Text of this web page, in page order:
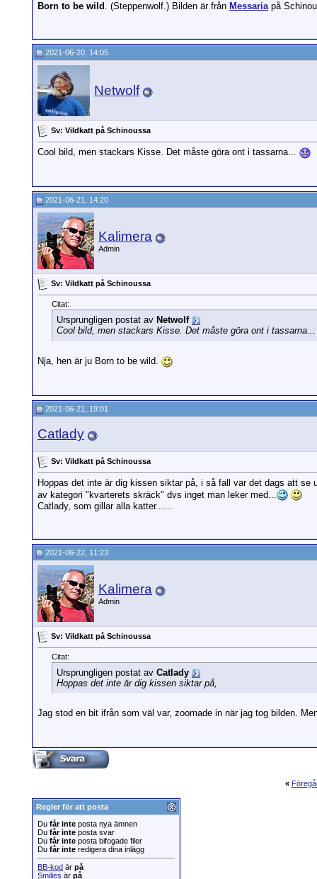
Born to be wild . (Steppenwolf.) Bilden är från Messariapå
2021-06-20, 14:05
Netwolf
Sv: Vildkatt på Schinoussa
Cool bild, men stackars Kisse. Det måste göra ont i tassarna...
2021-06-21, 14:20
Kalimera
Admin
Sv: Vildkatt på Schinoussa
Citat:
Ursprungligen postat av Netwolf
Cool bild, men stackars Kisse. Det måste göra ont i
Nja, hen är ju Born to be wild.
2021-06-21, 19:01
Catlady
Sv: Vildkatt på Schinoussa
Hoppas det inte är dig kissen siktar på, i så fall var det dags att
av kategori "kvarterets skräck" dvs inget man leker med...
Catlady, som gillar alla katter......
2021-06-22, 11:23
Kalimera
Admin
Sv: Vildkatt på Schinoussa
Citat:
Ursprungligen postat av Catlady
Hoppas det inte är dig kissen siktar på,
Jag stod en bit ifrån som väl var, zoomade in när jag tog bilden.
«
Regler för att posta
Du får inte posta nya ämnen
Du får inte posta svar
Du får inte posta bifogade filer
Du får inte redigera dina inlägg
BB-kod är på
Smilies är på